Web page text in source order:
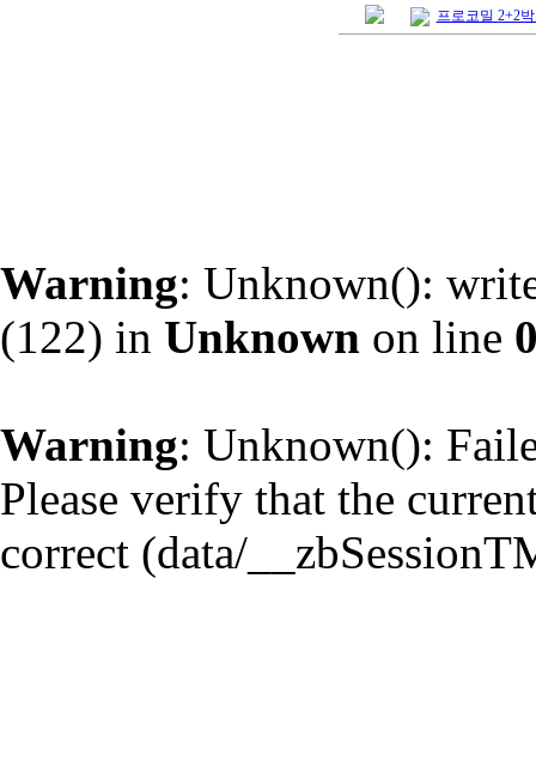
프로코밀 2+2
Warning: Unknown():
(122) in Unknown on line
Warning: Unknown():
Please verify that the
correct (data/